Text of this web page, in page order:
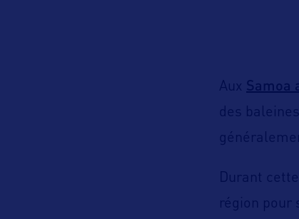
Aux Samoa
des
Durant
région pour